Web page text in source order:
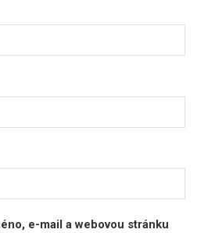
e-mail a webovou stránku